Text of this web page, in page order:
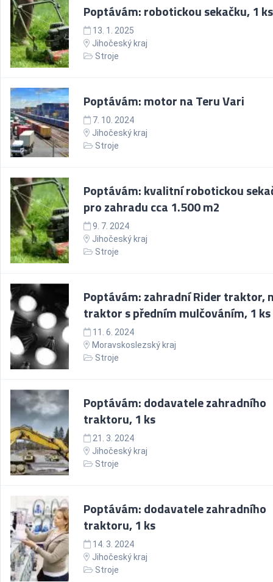
Poptávám: robotickou sekačku, 1 ks
13. 1. 2025
Jihočeský kraj
Stroje
Poptávám: motor na Teru Vari
7. 10. 2024
Jihočeský kraj
Stroje
Poptávám: kvalitní robotickou
pro zahradu cca 1.500 m2
9. 7. 2024
Jihočeský kraj
Stroje
Poptávám: zahradní Rider traktor,
traktor s předním mulčováním, 1 ks
11. 6. 2024
Moravskoslezský kraj
Stroje
Poptávám: dodavatele zahradního
traktoru, 1 ks
21. 3. 2024
Jihočeský kraj
Stroje
Poptávám: dodavatele zahradního
traktoru, 1 ks
14. 3. 2024
Jihočeský kraj
Stroje